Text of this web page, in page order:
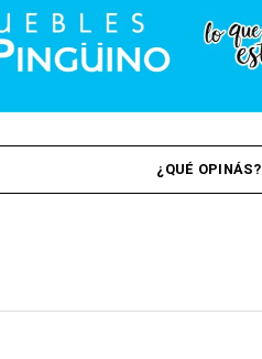
¿QUÉ OPINÁS?